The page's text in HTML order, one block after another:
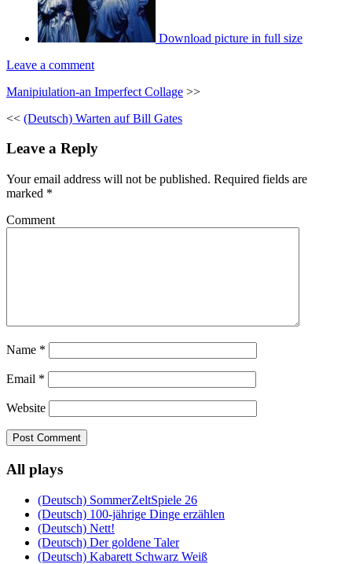
Download picture in full size
Leave a comment
Manipiulation-an Imperfect Collage >>
<< (Deutsch) Warten auf Bill Gates
Leave a Reply
Your email address will not be published. Required fields are
marked *
Comment
Name *
Email *
Website
All plays
(Deutsch) SommerZeltSpiele 26
(Deutsch) 100-jährige Dinge erzählen
(Deutsch) Nett!
(Deutsch) Der goldene Taler
(Deutsch) Kabarett Schwarz Weiß